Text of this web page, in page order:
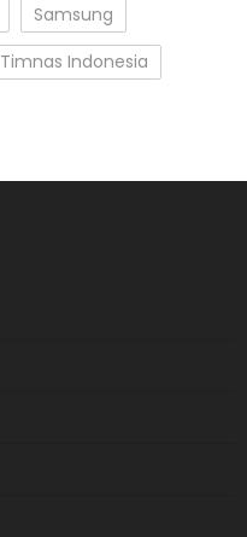
Samsung
Timnas Indonesia